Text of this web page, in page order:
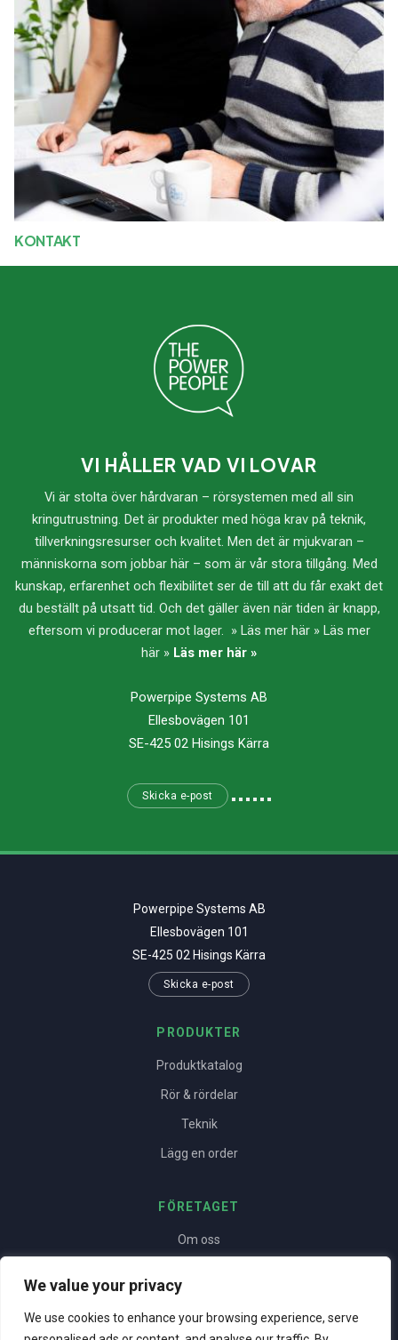
We value your privacy
We use cookies to enhance your browsing experience, serve
KONTAKT
VI HÅLLER VAD VI LOVAR
Vi är stolta över hårdvaran – rörsystemen med all sin
kringutrustning. Det är produkter med höga krav på teknik,
tillverkningsresurser och kvalitet. Men det är mjukvaran –
människorna som jobbar här – som är vår stora tillgång. Med
kunskap, erfarenhet och flexibilitet ser de till att du får exakt det
du beställt på utsatt tid. Och det gäller även när tiden är knapp,
eftersom vi producerar mot lager. » Läs mer här » Läs mer
här » Läs mer här »
Powerpipe Systems AB
Ellesbovägen 101
SE-425 02 Hisings Kärra
Skicka e-post
Powerpipe Systems AB
Ellesbovägen 101
SE-425 02 Hisings Kärra
Skicka e-post
PRODUKTER
Produktkatalog
Rör & rördelar
Teknik
Lägg en order
FÖRETAGET
Om oss
Kontakt